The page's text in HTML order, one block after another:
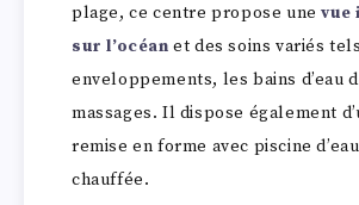
plage, ce centre propose unevue
sur l’océan et des soins variés
enveloppements, les bains d’eau
massages. Il dispose également
remise en forme avec piscine
chauffée.